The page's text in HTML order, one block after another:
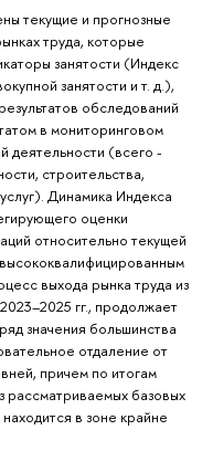
текущие и прогнозные
труда, которые
занятости (Индекс
занятости и т. д.),
обследований
в мониторинговом
деятельности (всего -
строительства,
Динамика Индекса
оценки
относительно текущей
выхода рынка труда из
гг., продолжает
значения большинства
отдаление от
причем по итогам
рассматриваемых базовых
в зоне крайне